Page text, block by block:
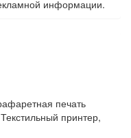
информации.
печать
принтер,